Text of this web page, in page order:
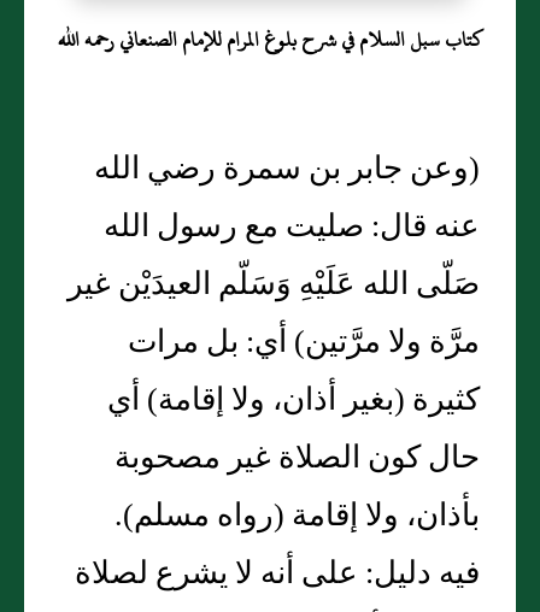
كتاب سبل السلام في شرح بلوغ المرام للإمام الصنعاني رحمه الله
(وعن جابر بن سمرة رضي الله
عنه قال: صليت مع رسول الله
صَلّى الله عَلَيْهِ وَسَلّم العيدَيْن غير
مرَّة ولا مرَّتين) أي: بل مرات
كثيرة (بغير أذان، ولا إقامة) أي
حال كون الصلاة غير مصحوبة
بأذان، ولا إقامة (رواه مسلم).
فيه دليل: على أنه لا يشرع لصلاة